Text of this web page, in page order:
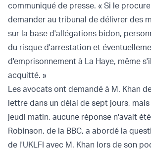
communiqué de presse. « Si le
demander au tribunal de délivrer des
sur la base d'allégations bidon,
du risque d'arrestation et
d'emprisonnement à La Haye, même
acquitté. »
Les avocats ont demandé à M. Khan
lettre dans un délai de sept jours,
jeudi matin, aucune réponse n'avait
Robinson, de la BBC, a abordé la
de l'UKLFI avec M. Khan lors de son